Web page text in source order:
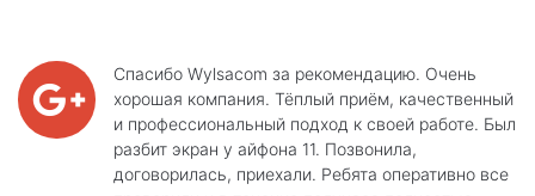
Спасибо Wylsacom за рекомендацию. Очень
хорошая компания. Тёплый приём, качественный
и профессиональный подход к своей работе. Был
разбит экран у айфона 11. Позвонила,
договорилась, приехали. Ребята оперативно все